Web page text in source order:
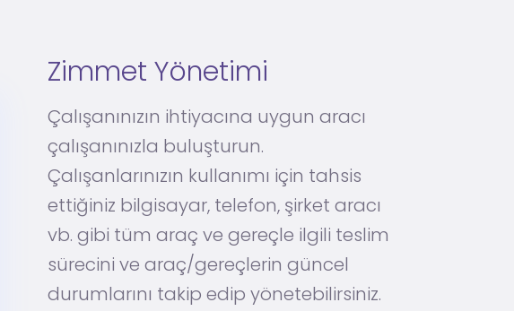
Zimmet Yönetimi
Çalışanınızın ihtiyacına uygun aracı
çalışanınızla buluşturun.
Çalışanlarınızın kullanımı için tahsis
ettiğiniz bilgisayar, telefon, şirket aracı
vb. gibi tüm araç ve gereçle ilgili teslim
sürecini ve araç/gereçlerin güncel
durumlarını takip edip yönetebilirsiniz.